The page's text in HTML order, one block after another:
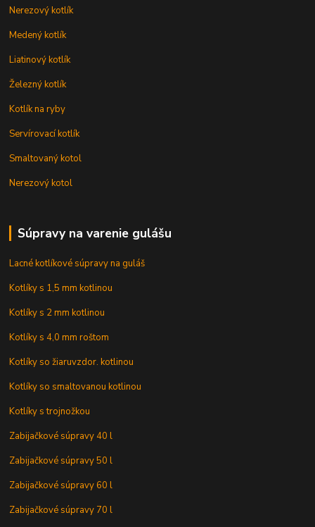
Nerezový kotlík
Medený kotlík
Liatinový kotlík
Železný kotlík
Kotlík na ryby
Servírovací kotlík
Smaltovaný kotol
Nerezový kotol
Súpravy na varenie gulášu
Lacné kotlíkové súpravy na guláš
Kotlíky s 1,5 mm kotlinou
Kotlíky s 2 mm kotlinou
Kotlíky s 4,0 mm roštom
Kotlíky so žiaruvzdor. kotlinou
Kotlíky so smaltovanou kotlinou
Kotlíky s trojnožkou
Zabijačkové súpravy 40 l
Zabijačkové súpravy 50 l
Zabijačkové súpravy 60 l
Zabijačkové súpravy 70 l